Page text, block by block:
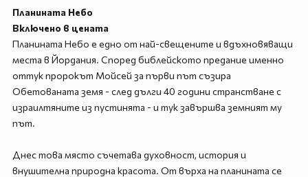
Планината Небо
Включено в цената
Планината Небо е едно от най-свещените и вдъхновяващи
места в Йордания. Според библейското предание именно
оттук пророкът Мойсей за първи път съзира
Обетованата земя - след дълги 40 години странстване с
израилтяните из пустинята - и тук завършва земният му
път.
Днес това място съчетава духовност, история и
внушителна природна красота. От върха на планината се